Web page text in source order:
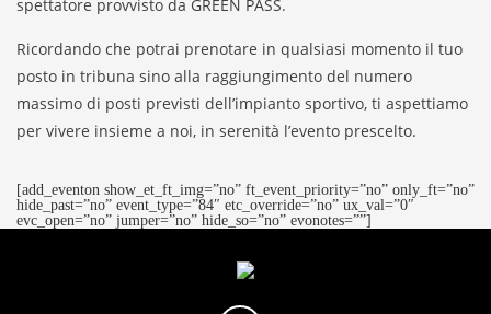
spettatore provvisto da GREEN PASS.
Ricordando che potrai prenotare in qualsiasi momento il tuo
posto in tribuna sino alla raggiungimento del numero
massimo di posti previsti dell’impianto sportivo, ti aspettiamo
per vivere insieme a noi, in serenità l’evento prescelto.
[add_eventon show_et_ft_img=”no” ft_event_priority=”no” only_ft=”no”
hide_past=”no” event_type=”84″ etc_override=”no” ux_val=”0″
evc_open=”no” jumper=”no” hide_so=”no” evonotes=””]